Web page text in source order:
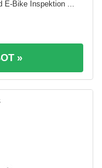
E-Bike Inspektion ...
»